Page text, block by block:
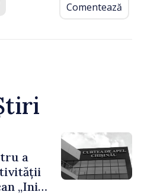
Comentează
a
„Inima